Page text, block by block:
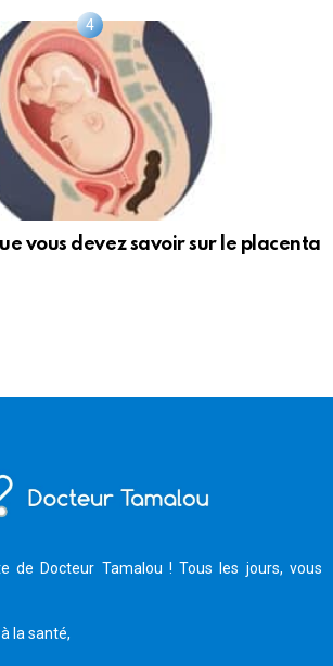
vous devez savoir sur le placenta
de Docteur Tamalou ! Tous les jours, vous
la santé,